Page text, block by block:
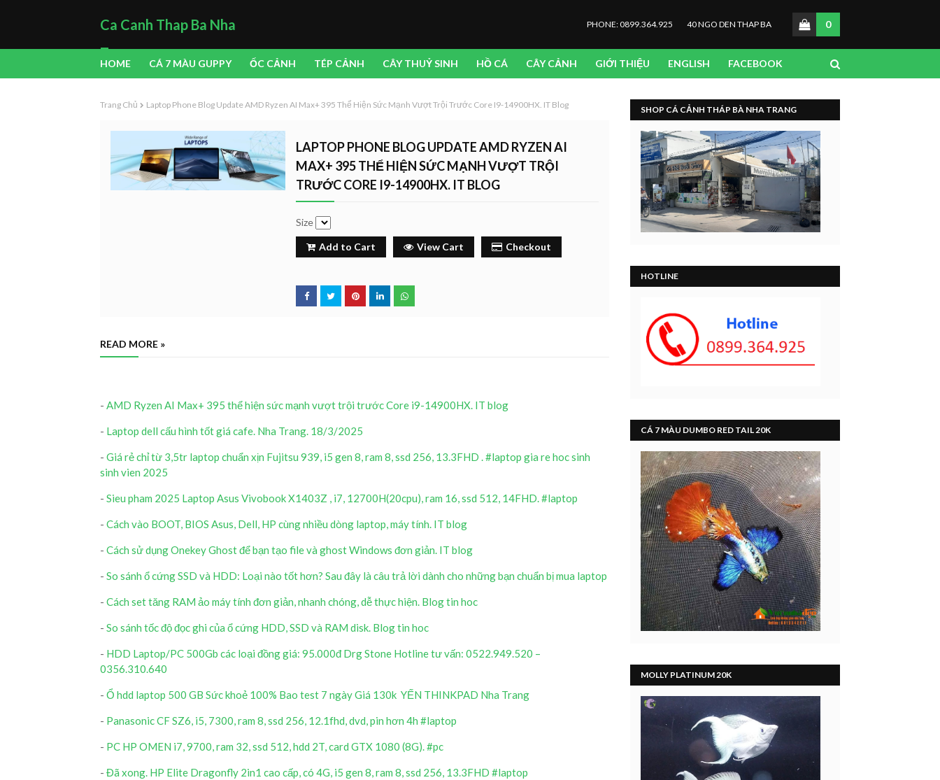
Ca Canh Thap Ba Nha
Trang
PHONE: 0899.364.925 40 NGO DEN THAP BA 0
HOME CÁ 7 MÀU GUPPY ỐC CẢNH TÉP CẢNH CÂY THUỶ SINH HỒ CÁ CÂY CẢNH GIỚI THIỆU ENGLISH FACEBOOK
Trang Chủ Laptop Phone Blog Update AMD Ryzen AI Max+ 395 Thể Hiện Sức Mạnh Vượt Trội Trước Core I9-14900HX. IT Blog
LAPTOP PHONE BLOG UPDATE AMD RYZEN AI
MAX+ 395 THỂ HIỆN SỨC MẠNH VƯỢT TRỘI
TRƯỚC CORE I9-14900HX. IT BLOG
Size
Add to Cart View Cart Checkout
READ MORE »
- AMD Ryzen AI Max+ 395 thể hiện sức mạnh vượt trội trước Core i9-14900HX. IT blog
- Laptop dell cấu hình tốt giá cafe. Nha Trang. 18/3/2025
- Giá rẻ chỉ từ 3,5tr laptop chuẩn xịn Fujitsu 939, i5 gen 8, ram 8, ssd 256, 13.3FHD . #laptop gia re hoc sinh
sinh vien 2025
- Sieu pham 2025 Laptop Asus Vivobook X1403Z , i7, 12700H(20cpu), ram 16, ssd 512, 14FHD. #laptop
- Cách vào BOOT, BIOS Asus, Dell, HP cùng nhiều dòng laptop, máy tính. IT blog
- Cách sử dụng Onekey Ghost để bạn tạo file và ghost Windows đơn giản. IT blog
- So sánh ổ cứng SSD và HDD: Loại nào tốt hơn? Sau đây là câu trả lời dành cho những bạn chuẩn bị mua laptop
- Cách set tăng RAM ảo máy tính đơn giản, nhanh chóng, dễ thực hiện. Blog tin hoc
- So sánh tốc độ đọc ghi của ổ cứng HDD, SSD và RAM disk. Blog tin hoc
- HDD Laptop/PC 500Gb các loại đồng giá: 95.000đ Drg Stone Hotline tư vấn: 0522.949.520 –
0356.310.640
- Ổ hdd laptop 500 GB Sức khoẻ 100% Bao test 7 ngày Giá 130k YẾN THINKPAD Nha Trang
- Panasonic CF SZ6, i5, 7300, ram 8, ssd 256, 12.1fhd, dvd, pin hơn 4h #laptop
- PC HP OMEN i7, 9700, ram 32, ssd 512, hdd 2T, card GTX 1080 (8G). #pc
- Đã xong. HP Elite Dragonfly 2in1 cao cấp, có 4G, i5 gen 8, ram 8, ssd 256, 13.3FHD #laptop
SHOP CÁ CẢNH THÁP BÀ NHA TRANG
HOTLINE
CÁ 7 MÀU DUMBO RED TAIL 20K
MOLLY PLATINUM 20K